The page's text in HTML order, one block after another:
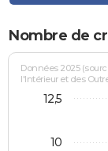
Bricolage
Lifestyle
Culture
Sport
Auto
Television
Voyage
Cinema
Nombre de
Données 2025
l'Intérieur et des
10
12,5